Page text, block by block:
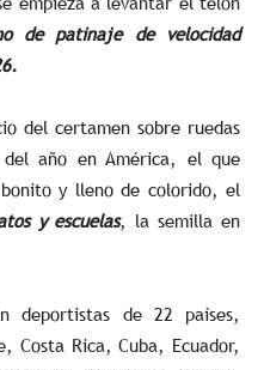
de patinaje de velocidad
del certamen sobre ruedas
año en América, el que
y lleno de colorido, el
y escuelas, la semilla en
deportistas de 22 países,
Costa Rica, Cuba, Ecuador,